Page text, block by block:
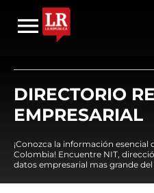
DIRECTORIO
EMPRESARIAL
¡Conozca la información esencial
Colombia! Encuentre NIT,
datos empresarial mas grande del